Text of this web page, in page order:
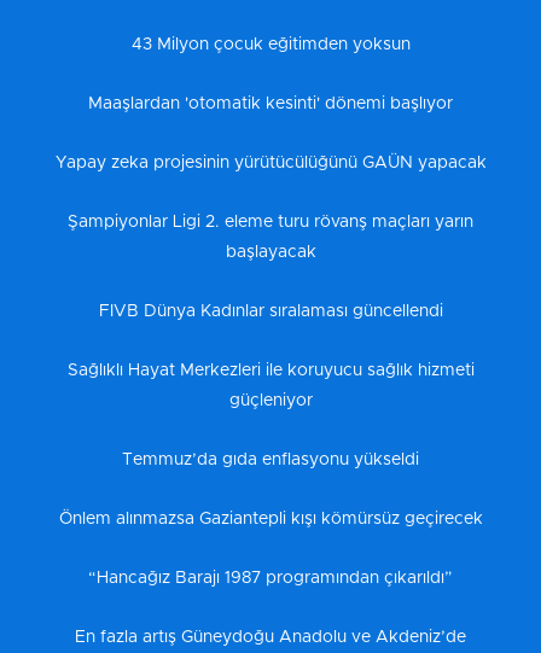
43 Milyon çocuk eğitimden yoksun
Maaşlardan 'otomatik kesinti' dönemi başlıyor
Yapay zeka projesinin yürütücülüğünü GAÜN yapacak
Şampiyonlar Ligi 2. eleme turu rövanş maçları yarın
başlayacak
FIVB Dünya Kadınlar sıralaması güncellendi
Sağlıklı Hayat Merkezleri ile koruyucu sağlık hizmeti
güçleniyor
Temmuz’da gıda enflasyonu yükseldi
Önlem alınmazsa Gaziantepli kışı kömürsüz geçirecek
“Hancağız Barajı 1987 programından çıkarıldı”
En fazla artış Güneydoğu Anadolu ve Akdeniz’de